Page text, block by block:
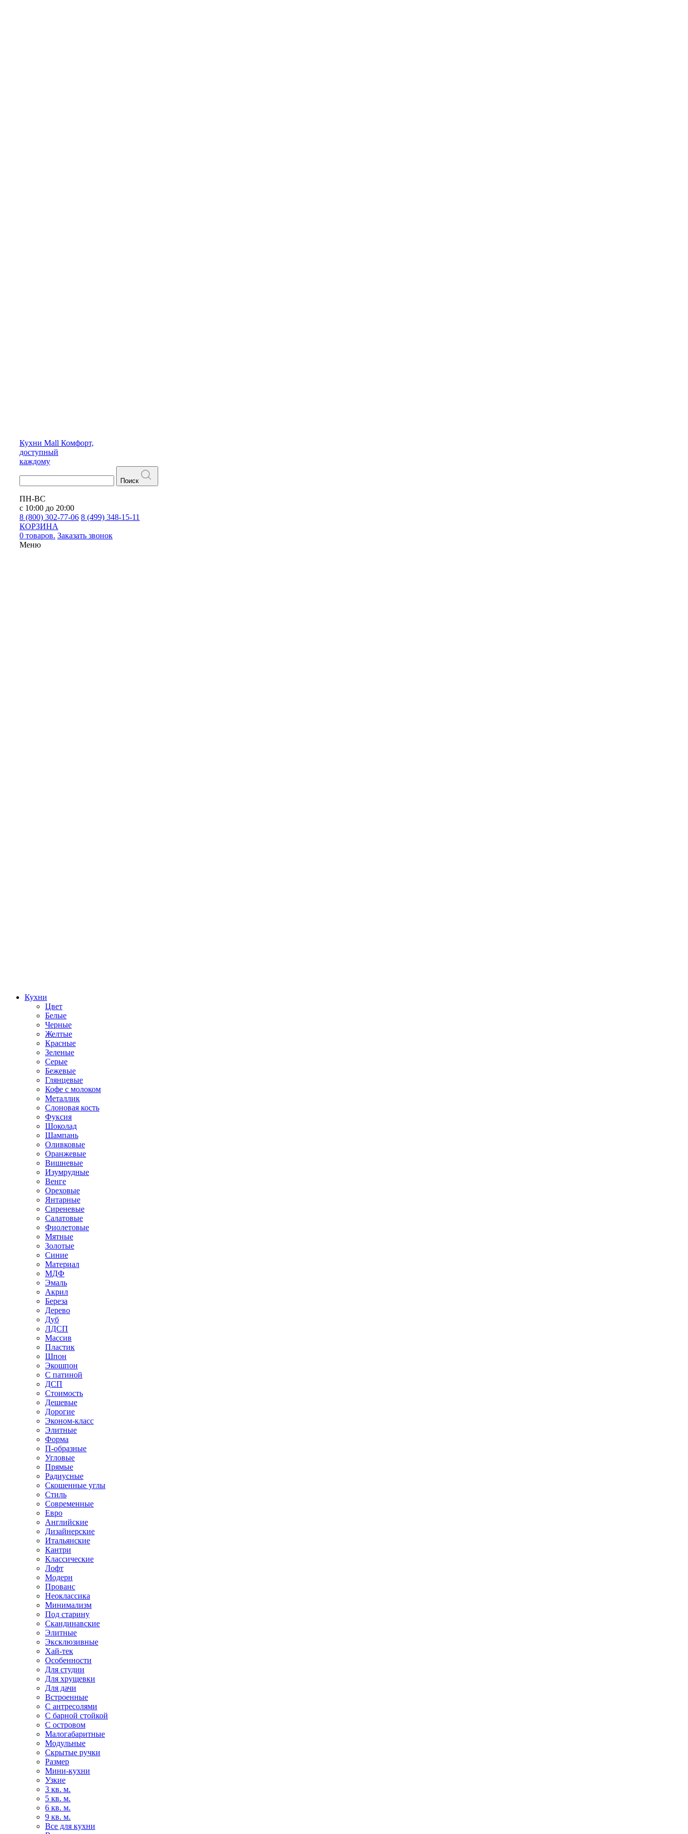
Кухни Mall Комфорт,
доступный
каждому
Поиск
ПН-ВС
с 10:00 до 20:00
8 (800) 302-77-06 8 (499) 348-15-11
КОРЗИНА
0 товаров. Заказать звонок
Меню
Кухни
Цвет
Белые
Черные
Желтые
Красные
Зеленые
Серые
Бежевые
Глянцевые
Кофе с молоком
Металлик
Слоновая кость
Фуксия
Шоколад
Шампань
Оливковые
Оранжевые
Вишневые
Изумрудные
Венге
Ореховые
Янтарные
Сиреневые
Салатовые
Фиолетовые
Мятные
Золотые
Синие
Материал
МДФ
Эмаль
Акрил
Береза
Дерево
Дуб
ЛДСП
Массив
Пластик
Шпон
Экошпон
С патиной
ДСП
Стоимость
Дешевые
Дорогие
Эконом-класс
Элитные
Форма
П-образные
Угловые
Прямые
Радиусные
Скошенные углы
Стиль
Современные
Евро
Английские
Дизайнерские
Итальянские
Кантри
Классические
Лофт
Модерн
Прованс
Неоклассика
Минимализм
Под старину
Скандинавские
Элитные
Эксклюзивные
Хай-тек
Особенности
Для студии
Для хрущевки
Для дачи
Встроенные
С антресолями
С барной стойкой
С островом
Малогабаритные
Модульные
Скрытые ручки
Размер
Мини-кухни
Узкие
3 кв. м.
5 кв. м.
6 кв. м.
9 кв. м.
Все для кухни